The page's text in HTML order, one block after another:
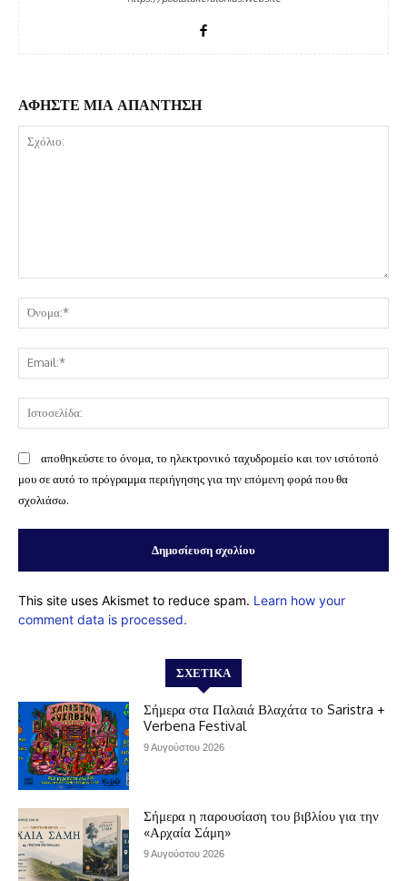
ΑΦΗΣΤΕ ΜΙΑ ΑΠΑΝΤΗΣΗ
αποθηκεύστε το όνομα, το ηλεκτρονικό ταχυδρομείο και τον ιστότοπό
μου σε αυτό το πρόγραμμα περιήγησης για την επόμενη φορά που θα
σχολιάσω.
This site uses Akismet to reduce spam. Learn how your
comment data is processed.
ΣΧΕΤΙΚΆ
Σήμερα στα Παλαιά Βλαχάτα το Saristra +
Verbena Festival
9 Αυγούστου 2026
Σήμερα η παρουσίαση του βιβλίου για την
«Αρχαία Σάμη»
9 Αυγούστου 2026